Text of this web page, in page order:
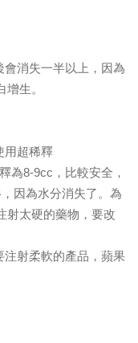
消失一半以上，因為
生。
用超稀釋
為8-9cc，比較安全，
因為水分消失了。為
射太硬的藥物，要改
注射柔軟的產品，蘋果